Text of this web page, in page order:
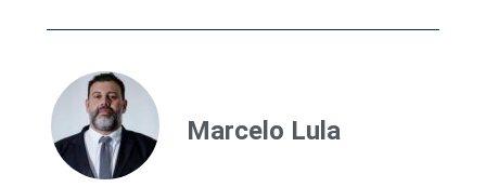
Marcelo Lula